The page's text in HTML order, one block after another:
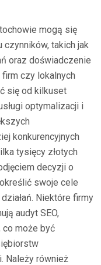
mogą się
takich jak
oraz doświadczenie
firm czy lokalnych
się od kilkuset
optymalizacji i
konkurencyjnych
tysięcy złotych
decyzji o
swoje cele
Niektóre firmy
audyt SEO,
co może być
Należy również